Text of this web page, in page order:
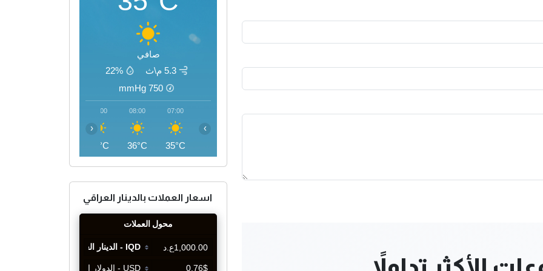
صافي
5.3 م\ث
22%
750
mmHg
07:00
35°C
08:00
36°C
09:00
39°C
‹ ›
اسعار العملات بالدينار العراقي